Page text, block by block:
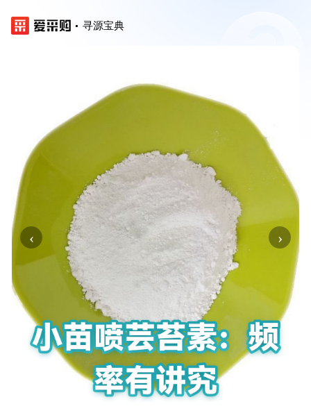
寻源宝典
‹ ›